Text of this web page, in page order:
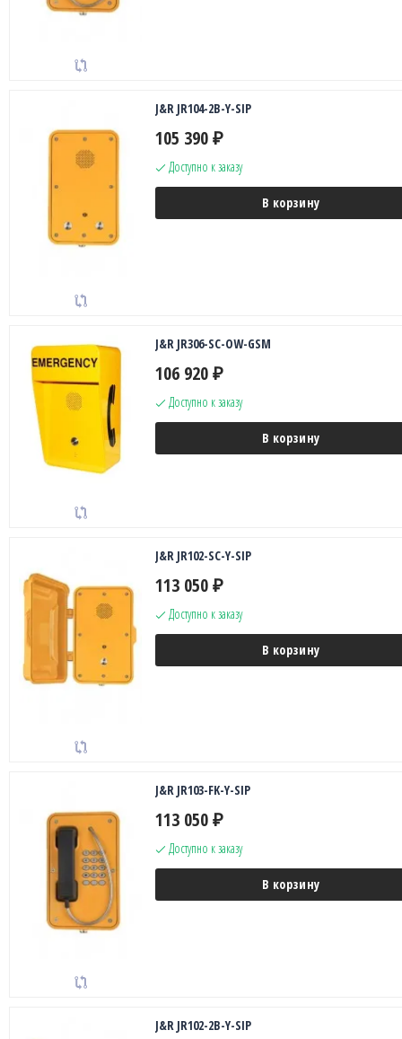
J&R JR104-2B-Y-SIP
105 390 ₽
Доступно к заказу
В корзину
J&R JR306-SC-OW-GSM
106 920 ₽
Доступно к заказу
В корзину
J&R JR102-SC-Y-SIP
113 050 ₽
Доступно к заказу
В корзину
J&R JR103-FK-Y-SIP
113 050 ₽
Доступно к заказу
В корзину
J&R JR102-2B-Y-SIP